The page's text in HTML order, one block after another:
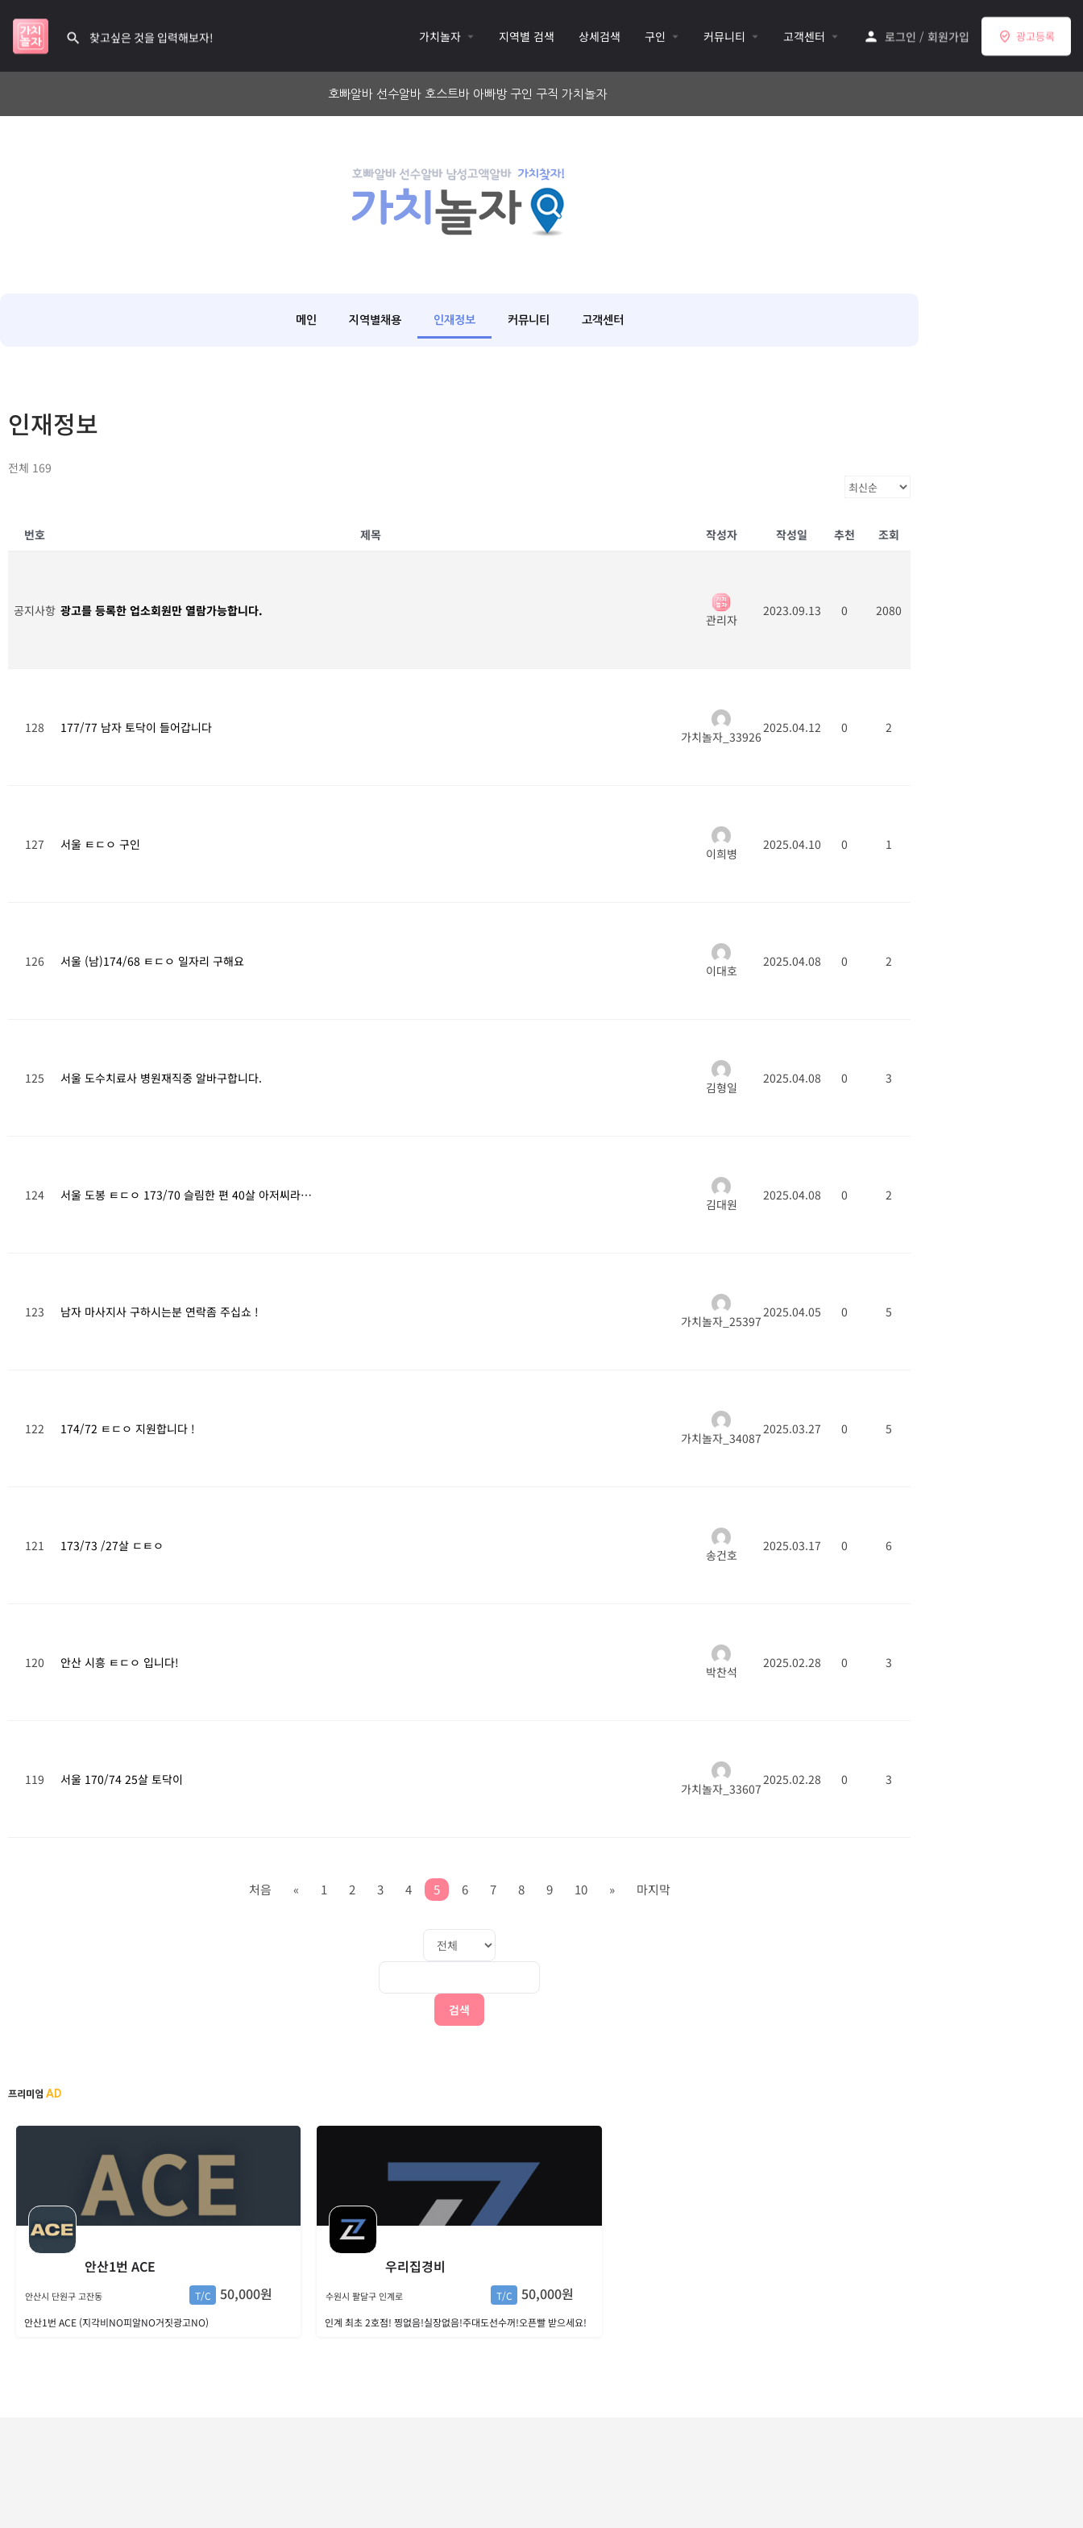
가치놀자 지역별 검색 상세검색 구인 커뮤니티 고객센터 로그인 / 회원가입 광고등록
호빠알바 선수알바 호스트바 아빠방 구인 구직 가치놀자
메인 지역별채용 인재정보 커뮤니티 고객센터
인재정보
전체 169
번호 제목 작성자 작성일 추천 조회
공지사항 광고를 등록한 업소회원만 열람가능합니다.
관리자
2023.09.13 0 2080
128 177/77 남자 토닥이 들어갑니다
가치놀자_33926
2025.04.12 0 2
127 서울 ㅌㄷㅇ 구인
이희병
2025.04.10 0 1
126 서울 (남)174/68 ㅌㄷㅇ 일자리 구해요
이대호
2025.04.08 0 2
125 서울 도수치료사 병원재직중 알바구합니다.
김형일
2025.04.08 0 3
124 서울 도봉 ㅌㄷㅇ 173/70 슬림한 편 40살 아저씨라…
김대원
2025.04.08 0 2
123 남자 마사지사 구하시는분 연락좀 주십쇼 !
가치놀자_25397
2025.04.05 0 5
122 174/72 ㅌㄷㅇ 지원합니다 !
가치놀자_34087
2025.03.27 0 5
121 173/73 /27살 ㄷㅌㅇ
송건호
2025.03.17 0 6
120 안산 시흥 ㅌㄷㅇ 입니다!
박찬석
2025.02.28 0 3
119 서울 170/74 25살 토닥이
가치놀자_33607
2025.02.28 0 3
처음 « 1 2 3 4 5 6 7 8 9 10 » 마지막
검색
프리미엄 AD
안산1번 ACE
T/C 50,000원
안산시 단원구 고잔동
안산1번 ACE (지각비NO피알NO거짓광고NO)
우리집경비
T/C 50,000원
수원시 팔달구 인계로
인계 최초 2호점! 찡없음!실장없음!주대도선수꺼!오픈빨 받으세요!